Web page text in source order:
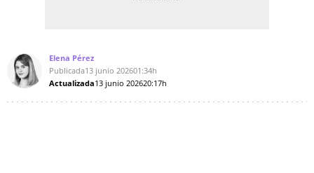
Elena Pérez
Publicada13 junio 202601:34h
Actualizada13 junio 202620:17h